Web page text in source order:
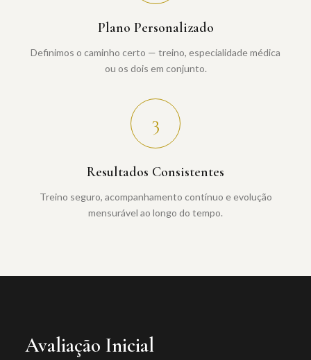
Plano Personalizado
Definimos o caminho certo — treino, especialidade médica
ou os dois em conjunto.
3
Resultados Consistentes
Treino seguro, acompanhamento contínuo e evolução
mensurável ao longo do tempo.
Avaliação Inicial